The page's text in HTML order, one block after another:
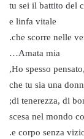
tu sei il battito del
e linfa vitale
che scorre nelle
Amata mia…
che tu sia una
di tenerezza, di
scesa nel mondo
e corpo senza